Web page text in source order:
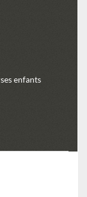
enfants